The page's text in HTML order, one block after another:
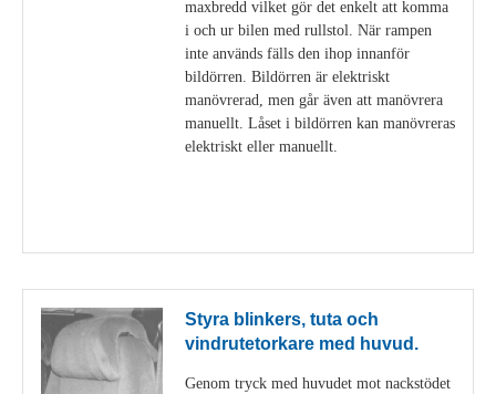
maxbredd vilket gör det enkelt att komma
i och ur bilen med rullstol. När rampen
inte används fälls den ihop innanför
bildörren. Bildörren är elektriskt
manövrerad, men går även att manövrera
manuellt. Låset i bildörren kan manövreras
elektriskt eller manuellt.
Styra blinkers, tuta och
vindrutetorkare med huvud.
Genom tryck med huvudet mot nackstödet